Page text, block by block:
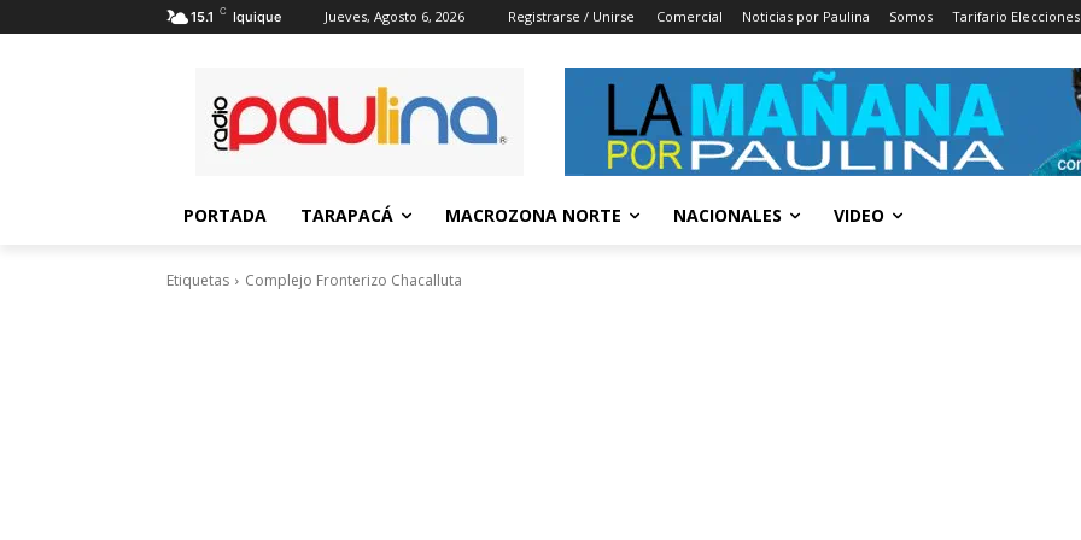
15.1 C Iquique Jueves, Agosto 6, 2026 Registrarse / Unirse Comercial Noticias por Paulina Somos Tarifario Elecciones
PORTADA TARAPACÁ MACROZONA NORTE NACIONALES VIDEO
Etiquetas Complejo Fronterizo Chacalluta